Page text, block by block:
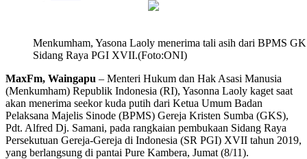
Menkumham, Yasona Laoly menerima tali asih dari BPMS
Sidang Raya PGI XVII.(Foto:ONI)
MaxFm, Waingapu – Menteri Hukum dan Hak Asasi Manusia
(Menkumham) Republik Indonesia (RI), Yasonna Laoly kaget saat
akan menerima seekor kuda putih dari Ketua Umum Badan
Pelaksana Majelis Sinode (BPMS) Gereja Kristen Sumba (GKS),
Pdt. Alfred Dj. Samani, pada rangkaian pembukaan Sidang Raya
Persekutuan Gereja-Gereja di Indonesia (SR PGI) XVII tahun 2019,
yang berlangsung di pantai Pure Kambera, Jumat (8/11).